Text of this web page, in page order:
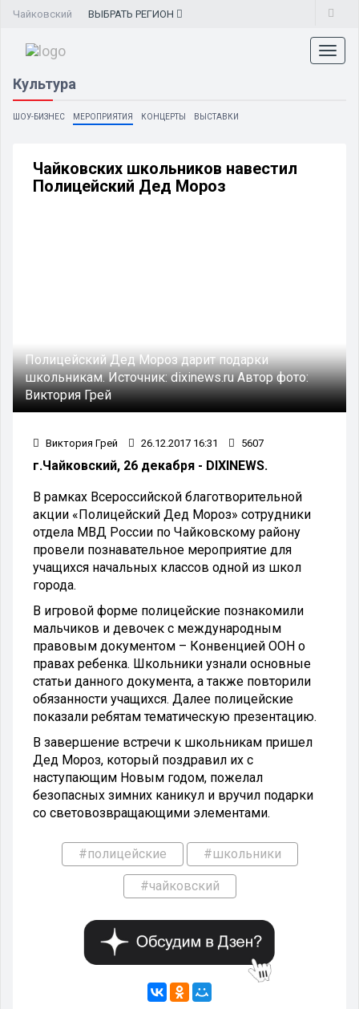
Чайковский ВЫБРАТЬ РЕГИОН
Культура
ШОУ-БИЗНЕС МЕРОПРИЯТИЯ КОНЦЕРТЫ ВЫСТАВКИ
Чайковских школьников навестил
Полицейский Дед Мороз
Полицейский Дед Мороз дарит подарки
школьникам.Источник:dixinews.ruАвтор фото:
Виктория Грей
Виктория Грей 26.12.2017 16:31 5607
г.Чайковский, 26 декабря - DIXINEWS.
В рамках Всероссийской благотворительной
акции «Полицейский Дед Мороз» сотрудники
отдела МВД России по Чайковскому району
провели познавательное мероприятие для
учащихся начальных классов одной из школ
города.
В игровой форме полицейские познакомили
мальчиков и девочек с международным
правовым документом – Конвенцией ООН о
правах ребенка. Школьники узнали основные
статьи данного документа, а также повторили
обязанности учащихся. Далее полицейские
показали ребятам тематическую презентацию.
В завершение встречи к школьникам пришел
Дед Мороз, который поздравил их с
наступающим Новым годом, пожелал
безопасных зимних каникул и вручил подарки
со световозвращающими элементами.
#полицейские #школьники
#чайковский